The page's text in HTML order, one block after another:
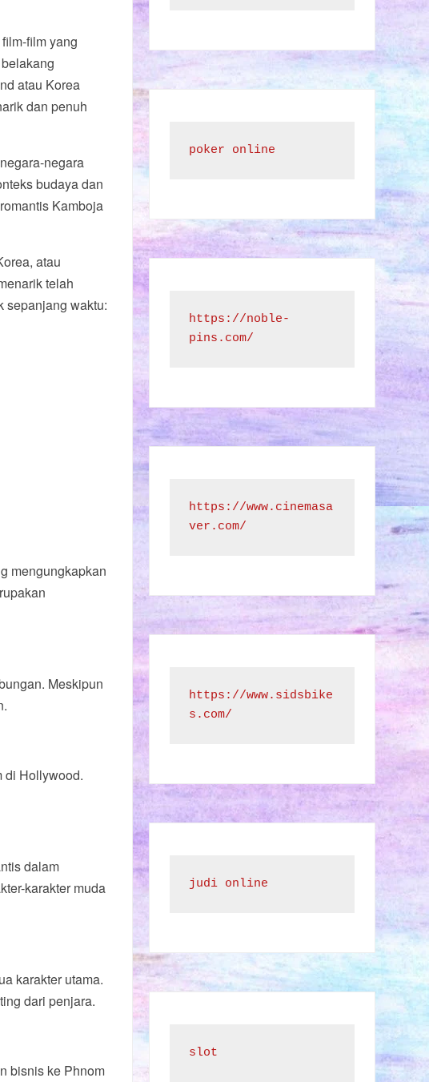
film yang
atau Korea
dan penuh
negara
budaya dan
Kamboja
atau
telah
sepanjang waktu:
mengungkapkan
Meskipun
di Hollywood.
dalam
karakter muda
karakter utama.
dari penjara.
bisnis ke Phnom
poker online
https://noble-
pins.com/
https://www.cinemasa
ver.com/
https://www.sidsbike
s.com/
judi online
slot